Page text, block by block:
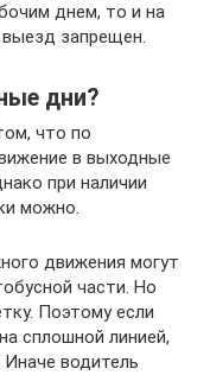
днем, то и на
выезд запрещен.
дни?
что по
в выходные
при наличии
можно.
движения могут
части. Но
Поэтому если
сплошной линией,
водитель